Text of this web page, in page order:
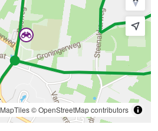
© OpenStreetMap contributors